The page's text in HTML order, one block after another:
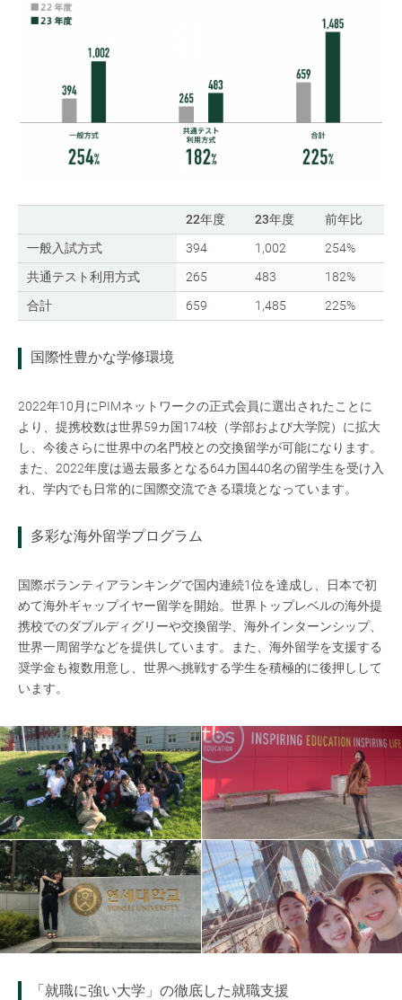
22年度 23年度
前年比
一般入試方式
394 1,002
254%
共通テスト利用方式
265 483
182%
合計
659 1,485 225%
国際性豊かな学修環境
2022年10月にPIMネットワークの正式会員に選出されたことに
より、提携校数は世界59カ国174校（学部および大学院）に拡大
し、今後さらに世界中の名門校との交換留学が可能になります。
また、2022年度は過去最多となる64カ国440名の留学生を受け入
れ、学内でも日常的に国際交流できる環境となっています。
多彩な海外留学プログラム
国際ボランティアランキングで国内連続1位を達成し、日本で初
めて海外ギャップイヤー留学を開始。世界トップレベルの海外提
携校でのダブルディグリーや交換留学、海外インターンシップ、
世界一周留学などを提供しています。また、海外留学を支援する
奨学金も複数用意し、世界へ挑戦する学生を積極的に後押しして
います。
「就職に強い大学」の徹底した就職支援